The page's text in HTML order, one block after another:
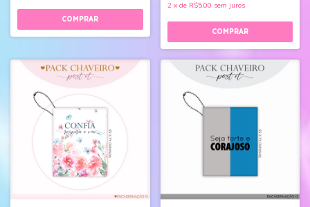
2 x de R$5,00 sem juros